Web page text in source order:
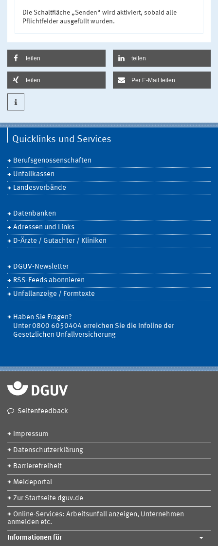
Die Schaltfläche „Senden“ wird aktiviert, sobald alle
Pflichtfelder ausgefüllt wurden.
teilen teilen
teilen Per E-Mail teilen
Quicklinks und Services
Berufsgenossenschaften
Unfallkassen
Landesverbände
Datenbanken
Adressen und Links
D-Ärzte / Gutachter / Kliniken
DGUV-Newsletter
RSS-Feeds abonnieren
Unfallanzeige / Formtexte
Haben Sie Fragen?
Unter 0800 6050404 erreichen Sie die Infoline der
Gesetzlichen Unfallversicherung
Seitenfeedback
Impressum
Datenschutzerklärung
Barrierefreiheit
Meldeportal
Zur Startseite dguv.de
Online-Services: Arbeitsunfall anzeigen, Unternehmen
anmelden etc.
Informationen für